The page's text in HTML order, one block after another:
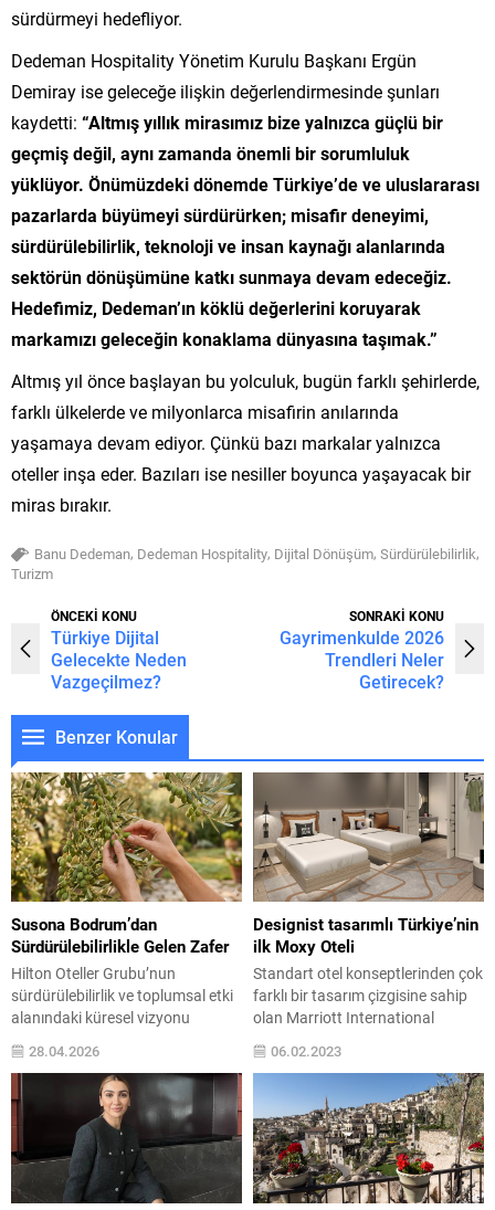
sürdürmeyi hedefliyor.
Dedeman Hospitality Yönetim Kurulu Başkanı Ergün
Demiray ise geleceğe ilişkin değerlendirmesinde şunları
kaydetti: “Altmış yıllık mirasımız bize yalnızca güçlü bir
geçmiş değil, aynı zamanda önemli bir sorumluluk
yüklüyor. Önümüzdeki dönemde Türkiye’de ve uluslararası
pazarlarda büyümeyi sürdürürken; misafir deneyimi,
sürdürülebilirlik, teknoloji ve insan kaynağı alanlarında
sektörün dönüşümüne katkı sunmaya devam edeceğiz.
Hedefimiz, Dedeman’ın köklü değerlerini koruyarak
markamızı geleceğin konaklama dünyasına taşımak.”
Altmış yıl önce başlayan bu yolculuk, bugün farklı şehirlerde,
farklı ülkelerde ve milyonlarca misafirin anılarında
yaşamaya devam ediyor. Çünkü bazı markalar yalnızca
oteller inşa eder. Bazıları ise nesiller boyunca yaşayacak bir
miras bırakır.
Banu Dedeman, Dedeman Hospitality, Dijital Dönüşüm, Sürdürülebilirlik,
Turizm
ÖNCEKİ KONU
Türkiye Dijital
Gelecekte Neden
Vazgeçilmez?
SONRAKİ KONU
Gayrimenkulde 2026
Trendleri Neler
Getirecek?
Benzer Konular
Susona Bodrum’dan
Sürdürülebilirlikle Gelen Zafer
Hilton Oteller Grubu’nun
sürdürülebilirlik ve toplumsal etki
alanındaki küresel vizyonu
doğrultusunda tüm dünyadaki
otelleri arasında hayata geçirdiği
Travel with Purpose Awards
Ödülleri’nde Susona Bodrum,
grubun lüks segment otellerinin
yer aldığı LXR – Global
kategorisinin kazananı oldu.
Hilton Worldwide tarafından
28.04.2026
Designist tasarımlı Türkiye’nin
ilk Moxy Oteli
Standart otel konseptlerinden çok
farklı bir tasarım çizgisine sahip
olan Marriott International
bünyesindeki Moxy Hotels
zincirinin Türkiye’deki ilk
Beyoğlu’ndaki Afrika Han’da
tasarlandı. Yeni nesil turistleri
hedefleyen eğlenceli, dinamik ve
şık bir yaşam tarzı sunacak
olan Moxy Afrika Han’ın
06.02.2023